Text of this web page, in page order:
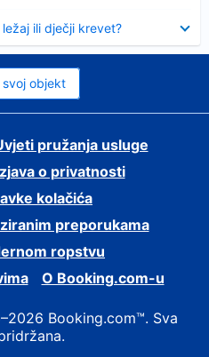
ili dječji krevet?
svoj objekt
pružanja usluge
o privatnosti
kolačića
preporukama
ropstvu
O Booking.com-u
Booking.com™. Sva